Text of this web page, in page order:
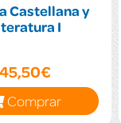
Castellana y
I
45,50€
Comprar